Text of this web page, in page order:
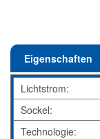
Eigenschaften
Lichtstrom:
Sockel:
Technologie: